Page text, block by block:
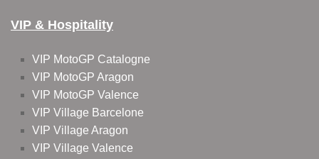
VIP & Hospitality
VIP MotoGP Catalogne
VIP MotoGP Aragon
VIP MotoGP Valence
VIP Village Barcelone
VIP Village Aragon
VIP Village Valence